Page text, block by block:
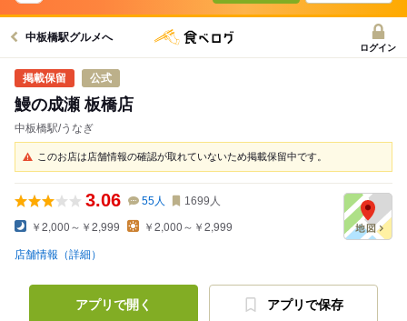
中板橋駅グルメへ
ログイン
公式
鰻の成瀬 板橋店
中板橋駅/うなぎ
このお店は店舗情報の確認が取れていないため掲載保留中です。
3.06 55人 1699 人
￥2,000～￥2,999 ￥2,000～￥2,999
店舗情報（詳細）
アプリで開く アプリで保存